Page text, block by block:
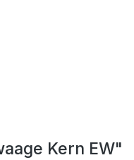
Kern EW"